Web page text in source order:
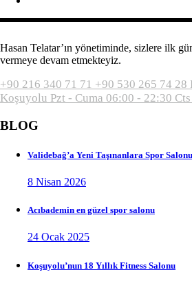
Hasan Telatar’ın yönetiminde, sizlere ilk
vermeye devam etmekteyiz.
+90 216 340 71 71 +90 530 265 74 28
Koşuyolu Pzt - Cuma 06:00 - 22:30
BLOG
Validebağ’a Yeni Taşınanlara Spor
8 Nisan 2026
Acıbademin en güzel spor salonu
24 Ocak 2025
Koşuyolu’nun 18 Yıllık Fitness Salonu